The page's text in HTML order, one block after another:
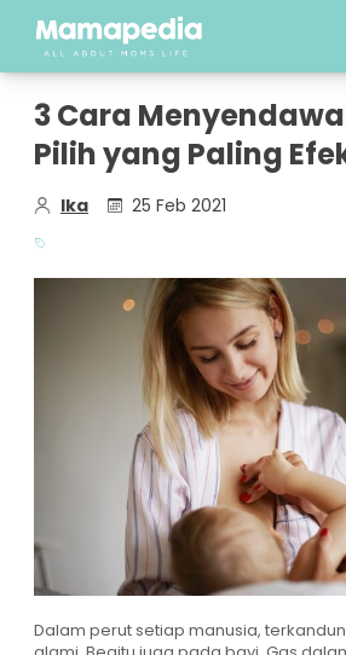
3 Cara
Pilih yang Paling
Ika 25 Feb 2021
Dalam perut setiap manusia,